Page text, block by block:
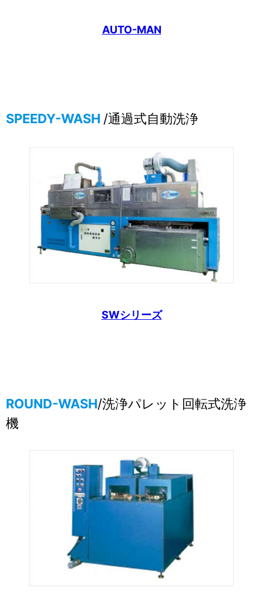
AUTO-MAN
SPEEDY-WASH /通過式自動洗浄
SWシリーズ
ROUND-WASH/洗浄パレット回転式洗浄
機